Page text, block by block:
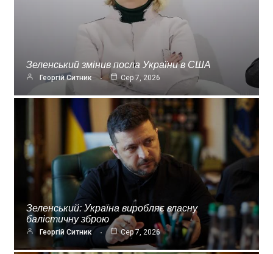
Зеленський змінив посла України в США
Георгій Ситник Сер 7, 2026
Зеленський: Україна виробляє власну
балістичну зброю
Георгій Ситник Сер 7, 2026